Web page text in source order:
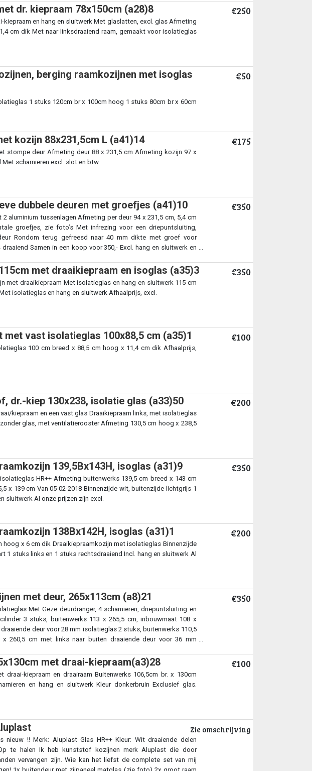
dr. kiepraam 78x150cm (a28)8 €250
kiepraam en hang en sluitwerk Met glaslatten, excl. glas Afmeting
cm dik Met naar linksdraaiend raam, gemaakt voor isolatieglas
berging raamkozijnen met isoglas
€50
1 stuks 120cm br x 100cm hoog 1 stuks 80cm br x 60cm
kozijn 88x231,5cm L (a41)14 €175
stompe deur Afmeting deur 88 x 231,5 cm Afmeting kozijn 97 x
scharnieren excl. slot en btw.
dubbele deuren met groefjes (a41)10 €350
aluminium tussenlagen Afmeting per deur 94 x 231,5 cm, 5,4 cm
groefjes, zie foto’s Met infrezing voor een driepuntsluiting,
Rondom terug gefreesd naar 40 mm dikte met groef voor
Samen in een koop voor 350,- Excl. hang en sluitwerk en
met draaikiepraam en isoglas (a35)3 €350
met draaikiepraam Met isolatieglas en hang en sluitwerk 115 cm
isolatieglas en hang en sluitwerk Afhaalprijs, excl.
met vast isolatieglas 100x88,5 cm (a35)1 €100
100 cm breed x 88,5 cm hoog x 11,4 cm dik Afhaalprijs,
dr.-kiep 130x238, isolatie glas (a33)50 €200
kiepraam en een vast glas Draaikiepraam links, met isolatieglas
glas, met ventilatierooster Afmeting 130,5 cm hoog x 238,5
139,5Bx143H, isoglas (a31)9 €350
HR++ Afmeting buitenwerks 139,5 cm breed x 143 cm
x 139 cm Van 05-02-2018 Binnenzijde wit, buitenzijde lichtgrijs 1
sluitwerk Al onze prijzen zijn excl.
138Bx142H, isoglas (a31)1 €200
hoog x 6 cm dik Draaikiepraamkozijn met isolatieglas Binnenzijde
1 stuks links en 1 stuks rechtsdraaiend Incl. hang en sluitwerk Al
met deur, 265x113cm (a8)21 €350
Met Geze deurdranger, 4 scharnieren, driepuntsluiting en
3 stuks, buitenwerks 113 x 265,5 cm, inbouwmaat 108 x
deur voor 28 mm isolatieglas 2 stuks, buitenwerks 110,5
x 260,5 cm met links naar buiten draaiende deur voor 36 mm
met draai-kiepraam(a3)28 €100
draai-kiepraam en draairaam Buitenwerks 106,5cm br. x 130cm
en hang en sluitwerk Kleur donkerbruin Exclusief glas.
Zie omschrijving
!! Merk: Aluplast Glas HR++ Kleur: Wit draaiende delen
te halen Ik heb kunststof kozijnen merk Aluplast die door
vervangen zijn. Wie kan het liefst de complete set van mij